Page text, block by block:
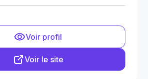
Voir profil
Voir le site